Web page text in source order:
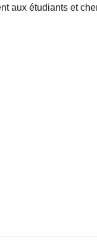
aux étudiants et